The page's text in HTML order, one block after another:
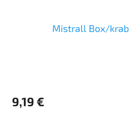
Mistrall Box/
9,19 €